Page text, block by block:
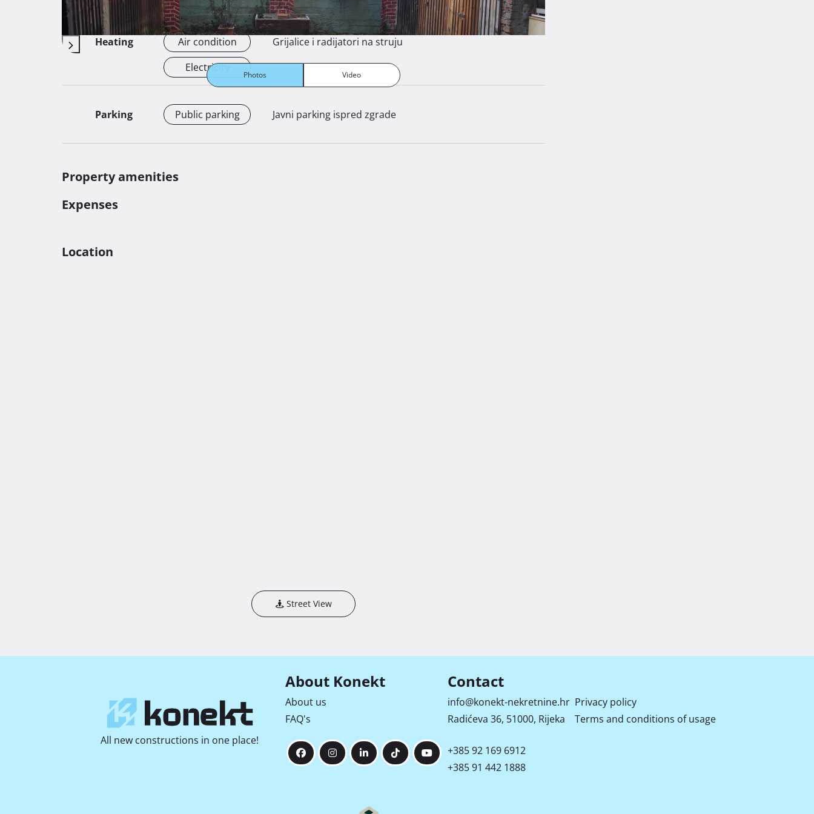
Photos Video
Heating
Autonomous
Air condition
Electricity
Grijalice i radijatori na struju
Parking Public parking Javni parking ispred zgrade
Property amenities
Expenses
Location
Street View
All new constructions in one place!
About Konekt
About us
FAQ's
Contact
info@konekt-nekretnine.hr
Radićeva 36, 51000, Rijeka
+385 92 169 6912
+385 91 442 1888
Privacy policy
Terms and conditions of usage